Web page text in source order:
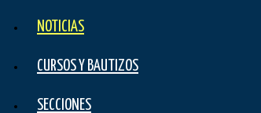
NOTICIAS
CURSOS Y BAUTIZOS
SECCIONES